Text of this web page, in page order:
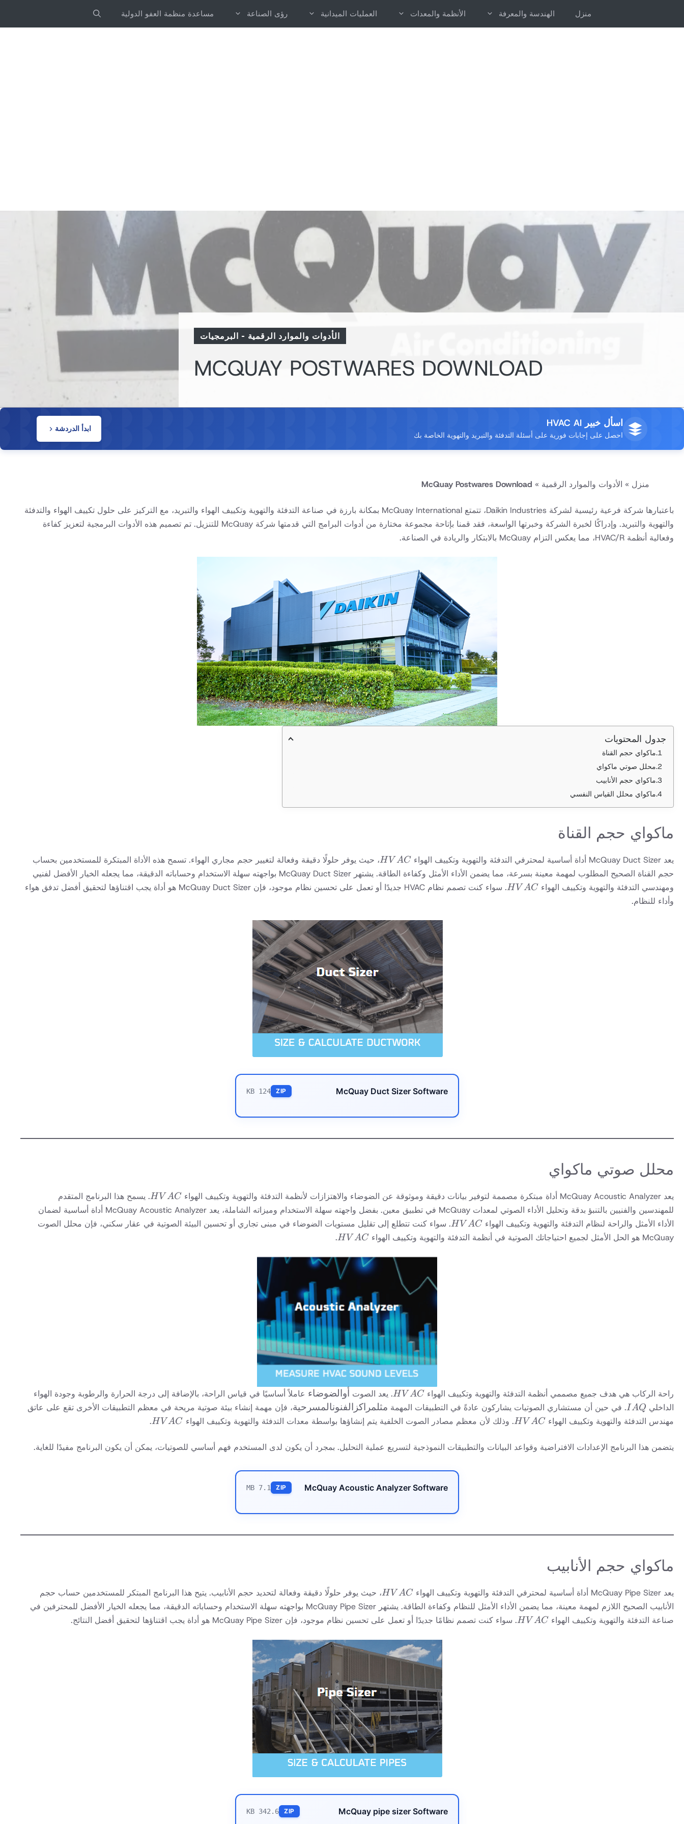
منزل الهندسة والمعرفة الأنظمة والمعدات العمليات الميدانية رؤى الصناعة مساعدة منظمة العفو الدولية
الأدوات والموارد الرقمية - البرمجيات
MCQUAY POSTWARES DOWNLOAD
اسأل خبير HVAC AI
احصل على إجابات فورية على أسئلة التدفئة والتبريد والتهوية الخاصة بك
ابدأ الدردشة
منزل » الأدوات والموارد الرقمية »
McQuay Postwares Download
باعتبارها شركة فرعية رئيسية لشركة Daikin Industries، تتمتع McQuay International بمكانة بارزة في صناعة التدفئة والتهوية وتكييف الهواء والتبريد، مع التركيز على حلول تكييف الهواء والتدفئة
والتهوية والتبريد. وإدراكًا لخبرة الشركة وخبرتها الواسعة، فقد قمنا بإتاحة مجموعة مختارة من أدوات البرامج التي قدمتها شركة McQuay للتنزيل. تم تصميم هذه الأدوات البرمجية لتعزيز كفاءة
وفعالية أنظمة HVAC/R، مما يعكس التزام McQuay بالابتكار والريادة في الصناعة.
جدول المحتويات
ماكواي حجم القناة
محلل صوتي ماكواي
ماكواي حجم الأنابيب
ماكواي محلل القياس النفسي
ماكواي حجم القناة
يعد McQuay Duct Sizer أداة أساسية لمحترفي التدفئة والتهوية وتكييف الهواء HVAC
H V AC
، حيث يوفر حلولًا دقيقة وفعالة لتغيير حجم مجاري الهواء. تسمح هذه الأداة المبتكرة للمستخدمين بحساب
حجم القناة الصحيح المطلوب لمهمة معينة بسرعة، مما يضمن الأداء الأمثل وكفاءة الطاقة. يشتهر McQuay Duct Sizer بواجهته سهلة الاستخدام وحساباته الدقيقة، مما يجعله الخيار الأفضل لفنيي
ومهندسي التدفئة والتهوية وتكييف الهواء HVAC
H V AC
. سواء كنت تصمم نظام HVAC جديدًا أو تعمل على تحسين نظام موجود، فإن McQuay Duct Sizer هو أداة يجب اقتناؤها لتحقيق أفضل تدفق هواء
وأداء للنظام.
McQuay Duct Sizer Software
ZIP
124 KB
محلل صوتي ماكواي
يعد McQuay Acoustic Analyzer أداة مبتكرة مصممة لتوفير بيانات دقيقة وموثوقة عن الضوضاء والاهتزازات لأنظمة التدفئة والتهوية وتكييف الهواء HVAC
H V AC
. يسمح هذا البرنامج المتقدم
للمهندسين والفنيين بالتنبؤ بدقة وتحليل الأداء الصوتي لمعدات McQuay في تطبيق معين. بفضل واجهته سهلة الاستخدام وميزاته الشاملة، يعد McQuay Acoustic Analyzer أداة أساسية لضمان
الأداء الأمثل والراحة لنظام التدفئة والتهوية وتكييف الهواء HVAC
H V AC
. سواء كنت تتطلع إلى تقليل مستويات الضوضاء في مبنى تجاري أو تحسين البيئة الصوتية في عقار سكني، فإن محلل الصوت
McQuay هو الحل الأمثل لجميع احتياجاتك الصوتية في أنظمة التدفئة والتهوية وتكييف الهواء
HVAC
H V AC
.
راحة الركاب هي هدف جميع مصممي أنظمة التدفئة والتهوية وتكييف الهواء HVAC
H V AC . يعد الصوت أو
الضوضاء
أوالضوضاء عاملاً أساسيًا في قياس الراحة، بالإضافة إلى درجة الحرارة والرطوبة وجودة الهواء
الداخلي IAQ
IAQ . في حين أن مستشاري الصوتيات يشاركون عادةً في التطبيقات المهمة مثل
مراكز
الفنون
المسرحية
مثلمراكزالفنونالمسرحية، فإن مهمة إنشاء بيئة صوتية مريحة في معظم التطبيقات الأخرى تقع على عاتق
مهندس التدفئة والتهوية وتكييف الهواء HVAC
H V AC . وذلك لأن معظم مصادر الصوت الخلفية يتم إنشاؤها بواسطة معدات التدفئة والتهوية وتكييف الهواء HVAC
H V AC
.
يتضمن هذا البرنامج الإعدادات الافتراضية وقواعد البيانات والتطبيقات النموذجية لتسريع عملية التحليل. بمجرد أن يكون لدى المستخدم فهم أساسي للصوتيات، يمكن أن يكون البرنامج مفيدًا للغاية.
McQuay Acoustic Analyzer Software
ZIP
7.1 MB
ماكواي حجم الأنابيب
يعد McQuay Pipe Sizer أداة أساسية لمحترفي التدفئة والتهوية وتكييف الهواء HVAC
H V AC
، حيث يوفر حلولًا دقيقة وفعالة لتحديد حجم الأنابيب. يتيح هذا البرنامج المبتكر للمستخدمين حساب حجم
الأنابيب الصحيح اللازم لمهمة معينة، مما يضمن الأداء الأمثل للنظام وكفاءة الطاقة. يشتهر McQuay Pipe Sizer بواجهته سهلة الاستخدام وحساباته الدقيقة، مما يجعله الخيار الأفضل للمحترفين في
صناعة التدفئة والتهوية وتكييف الهواء HVAC
H V AC . سواء كنت تصمم نظامًا جديدًا أو تعمل على تحسين نظام موجود، فإن McQuay Pipe Sizer هو أداة يجب اقتناؤها لتحقيق أفضل النتائج.
McQuay pipe sizer Software
ZIP
342.6 KB